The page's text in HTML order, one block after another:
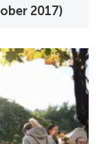
2017)